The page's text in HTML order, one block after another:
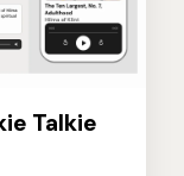
Talkie